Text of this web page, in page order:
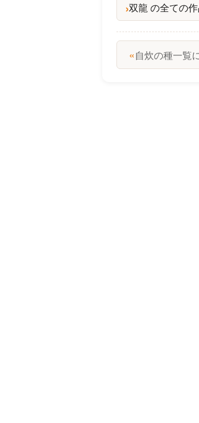
双龍 の全ての
«自炊の種一覧